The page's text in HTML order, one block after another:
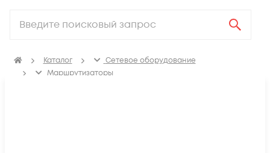
Каталог
Сетевое оборудование
Маршрутизаторы